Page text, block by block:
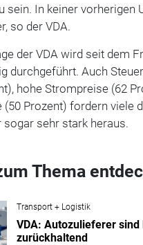
sein. In keiner vorherigen
so der VDA.
der VDA wird seit dem
durchgeführt. Auch
hohe Strompreise (62
(50 Prozent) fordern viele
sogar sehr stark heraus.
Thema
Transport + Logistik
VDA: Autozulieferer
zurückhaltend